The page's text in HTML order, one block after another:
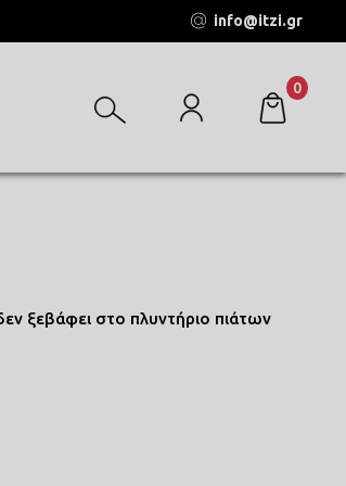
info@itzi.gr
0
ξεβάφει στο πλυντήριο πιάτων